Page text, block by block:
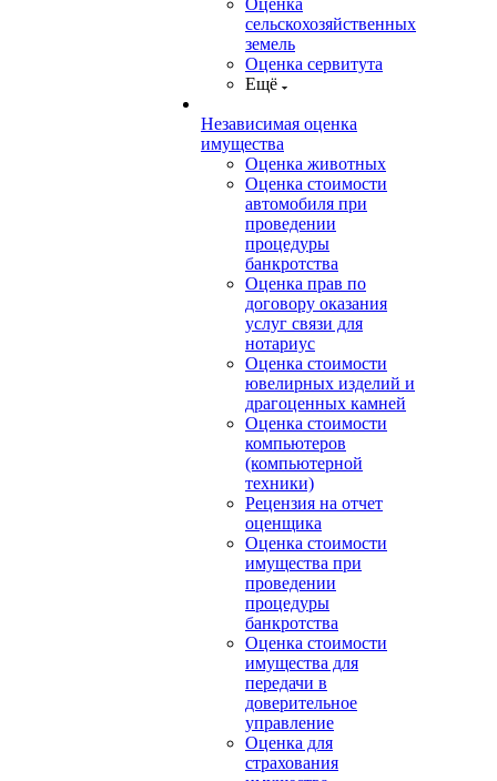
Оценка
сельскохозяйственных
земель
Оценка сервитута
Ещё
Независимая оценка
имущества
Оценка животных
Оценка стоимости
автомобиля при
проведении
процедуры
банкротства
Оценка прав по
договору оказания
услуг связи для
нотариус
Оценка стоимости
ювелирных изделий и
драгоценных камней
Оценка стоимости
компьютеров
(компьютерной
техники)
Рецензия на отчет
оценщика
Оценка стоимости
имущества при
проведении
процедуры
банкротства
Оценка стоимости
имущества для
передачи в
доверительное
управление
Оценка для
страхования